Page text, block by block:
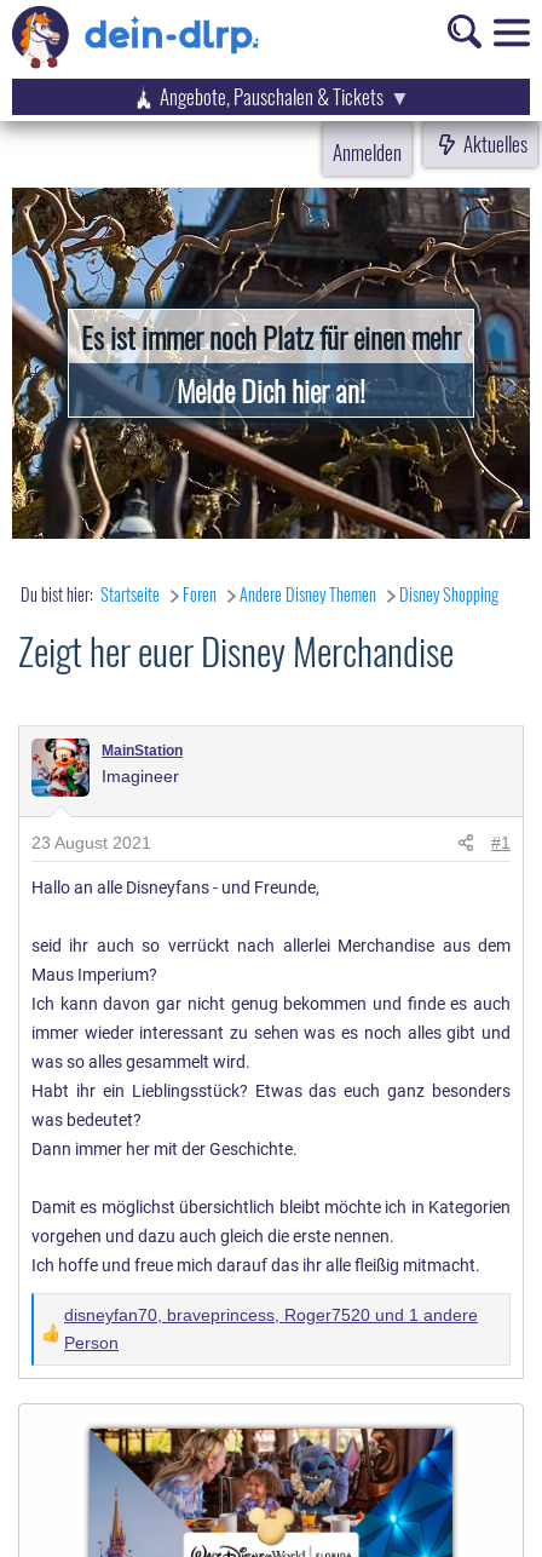
Angebote, Pauschalen & Tickets
Anmelden
Aktuelles
Es ist immer noch Platz für einen mehr
Melde Dich hier an!
Du bist hier: Startseite Foren Andere Disney Themen Disney Shopping
Zeigt her euer Disney Merchandise
MainStation
Imagineer
23 August 2021 #1
Hallo an alle Disneyfans - und Freunde,
seid ihr auch so verrückt nach allerlei Merchandise aus dem
Maus Imperium?
Ich kann davon gar nicht genug bekommen und finde es auch
immer wieder interessant zu sehen was es noch alles gibt und
was so alles gesammelt wird.
Habt ihr ein Lieblingsstück? Etwas das euch ganz besonders
was bedeutet?
Dann immer her mit der Geschichte.
Damit es möglichst übersichtlich bleibt möchte ich in Kategorien
vorgehen und dazu auch gleich die erste nennen.
Ich hoffe und freue mich darauf das ihr alle fleißig mitmacht.
W
e
disneyfan70, braveprincess, Roger7520 und 1 andere
Person